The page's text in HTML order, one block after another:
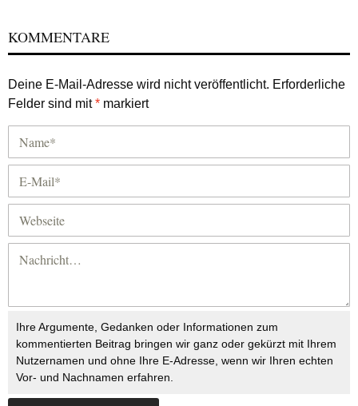
KOMMENTARE
Deine E-Mail-Adresse wird nicht veröffentlicht. Erforderliche
Felder sind mit* markiert
Ihre Argumente, Gedanken oder Informationen zum
kommentierten Beitrag bringen wir ganz oder gekürzt mit Ihrem
Nutzernamen und ohne Ihre E-Adresse, wenn wir Ihren echten
Vor- und Nachnamen erfahren.